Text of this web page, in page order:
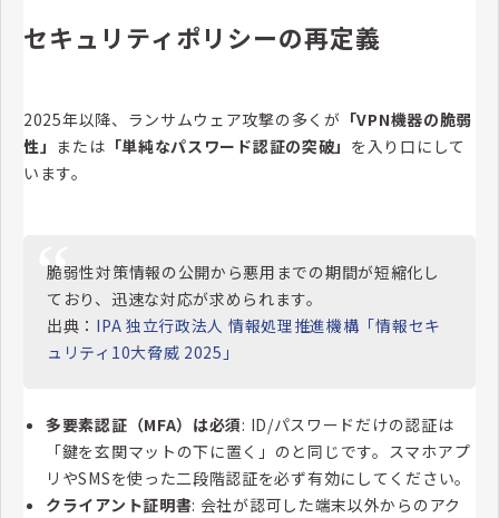
セキュリティポリシーの再定義
2025年以降、ランサムウェア攻撃の多くが 「VPN機器の脆弱
性」 または 「単純なパスワード認証の突破」 を入り口にして
います。
脆弱性対策情報の公開から悪用までの期間が短縮化し
ており、迅速な対応が求められます。
出典： IPA 独立行政法人 情報処理推進機構「情報セキ
ュリティ10大脅威 2025」
多要素認証（MFA）は必須: ID/パスワードだけの認証は
「鍵を玄関マットの下に置く」のと同じです。スマホアプ
リやSMSを使った二段階認証を必ず有効にしてください。
クライアント証明書: 会社が認可した端末以外からのアク